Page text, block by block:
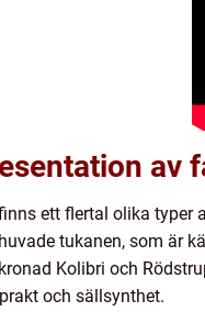
av
ett flertal olika typer
tukanen, som är
Kolibri och
och sällsynthet.